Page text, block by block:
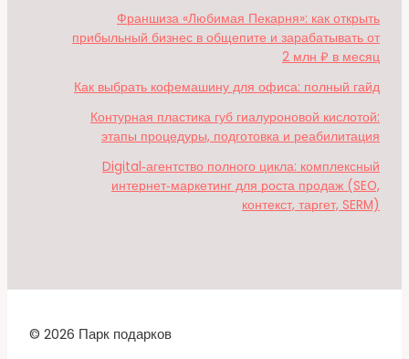
Франшиза «Любимая Пекарня»: как открыть
прибыльный бизнес в общепите и зарабатывать от
2 млн ₽ в месяц
Как выбрать кофемашину для офиса: полный гайд
Контурная пластика губ гиалуроновой кислотой:
этапы процедуры, подготовка и реабилитация
Digital‑агентство полного цикла: комплексный
интернет‑маркетинг для роста продаж (SEO,
контекст, таргет, SERM)
© 2026 Парк подарков